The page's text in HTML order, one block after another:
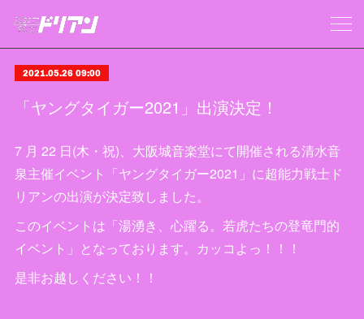
2021.05.26 09:00
「ヤングタイガー2021」出演決定！
7 月 22 日(木・祝)、大阪城音楽堂にて開催される清水音
泉主催イベント「ヤングタイガー2021」に超能力戦士ド
リアンの出演が決定致しました。
このイベントは「湯湧き、心躍る。若虎たちの登竜門的
イベント」となっております。カッコよっ！！！
是非お越しください！！